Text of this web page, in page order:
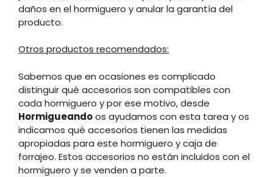
daños en el hormiguero y anular la garantía del
producto.
Otros productos recomendados:
Sabemos que en ocasiones es complicado
distinguir qué accesorios son compatibles con
cada hormiguero y por ese motivo, desde
Hormigueandoos ayudamos con esta tarea y os
indicamos qué accesorios tienen las medidas
apropiadas para este hormiguero y caja de
forrajeo. Estos accesorios no están incluidos con el
hormiguero y se venden a parte.